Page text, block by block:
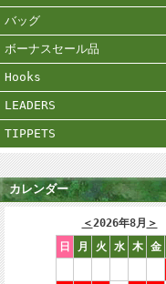
バッグ
ボーナスセール品
Hooks
LEADERS
TIPPETS
カレンダー
＜2026年8月 ＞
日
月 火 水 木 金